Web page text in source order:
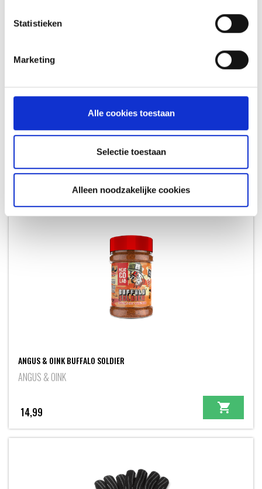
Statistieken
Marketing
Alle cookies toestaan
Selectie toestaan
Alleen noodzakelijke cookies
BRAADSPITTEN
74,99
ANGUS & OINK BUFFALO SOLDIER
ANGUS & OINK
14,99